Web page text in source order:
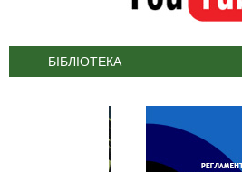
БІБЛІОТЕКА